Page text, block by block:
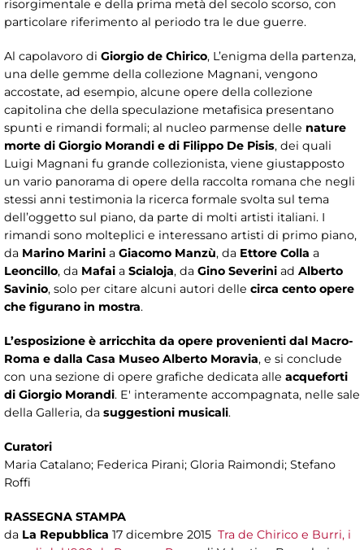
risorgimentale e della prima metà del secolo scorso, con
particolare riferimento al periodo tra le due guerre.
Al capolavoro di Giorgio de Chirico, L’enigma della partenza,
una delle gemme della collezione Magnani, vengono
accostate, ad esempio, alcune opere della collezione
capitolina che della speculazione metafisica presentano
spunti e rimandi formali; al nucleo parmense delle nature
morte di Giorgio Morandi e di Filippo De Pisis, dei quali
Luigi Magnani fu grande collezionista, viene giustapposto
un vario panorama di opere della raccolta romana che negli
stessi anni testimonia la ricerca formale svolta sul tema
dell’oggetto sul piano, da parte di molti artisti italiani. I
rimandi sono molteplici e interessano artisti di primo piano,
da Marino Marini a Giacomo Manzù, da Ettore Colla a
Leoncillo, da Mafai a Scialoja, da Gino Severini ad Alberto
Savinio, solo per citare alcuni autori delle circa cento opere
che figurano in mostra.
L’esposizione è arricchita da opere provenienti dal Macro-
Roma e dalla Casa Museo Alberto Moravia, e si conclude
con una sezione di opere grafiche dedicata alle acqueforti
di Giorgio Morandi. E' interamente accompagnata, nelle sale
della Galleria, da suggestioni musicali.
Curatori
Maria Catalano; Federica Pirani; Gloria Raimondi; Stefano
Roffi
RASSEGNA STAMPA
da La Repubblica 17 dicembre 2015 Tra de Chirico e Burri, i